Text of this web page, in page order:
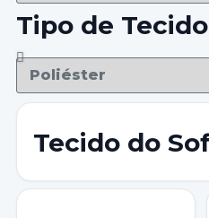
Tipo de
Tecido do